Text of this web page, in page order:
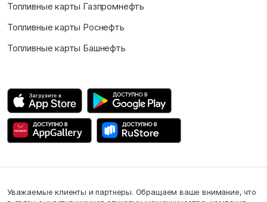
Топливные карты Газпромнефть
Топливные карты Роснефть
Топливные карты Башнефть
Уважаемые клиенты и партнеры. Обращаем ваше внимание, что